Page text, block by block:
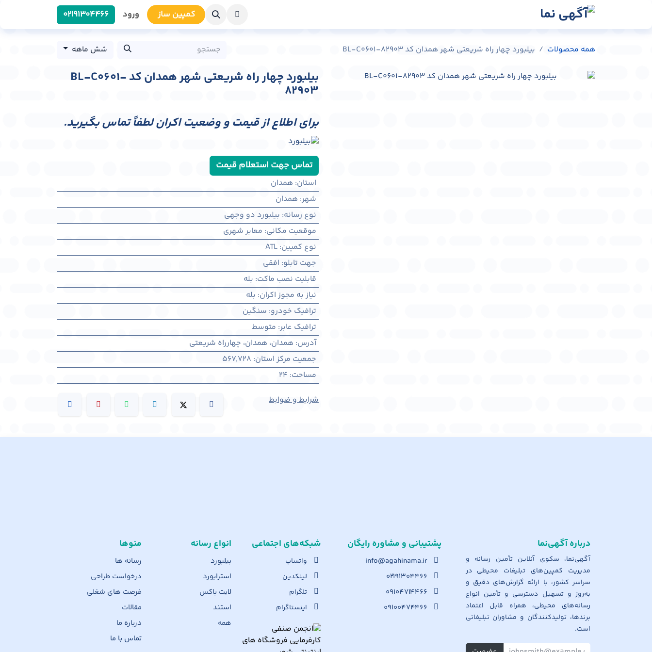
کمپین سا​​ز ورود 0219​1304466
همه محصولات بیلبورد چهار راه شریعتی شهر همدان کد BL-C0601-82903 شش ماهه
بیلبورد چهار راه شریعتی شهر همدان کد BL-C0601-
82903
برای اطلاع از قیمت و وضعیت اکران لطفاً تماس بگیرید.
تماس جهت استعلام قیمت
استان: همدان
شهر: همدان
نوع رسانه: بیلبورد دو وجهی
موقعیت مکانی: معابر شهری
نوع کمپین:
ATL
جهت تابلو: افقی
قابلیت نصب ماکت: بله
نیاز به مجوز اکران: بله
ترافیک خودرو: سنگین
ترافیک عابر: متوسط
آدرس: همدان، همدان، چهارراه شریعتی
جمعیت مرکز استان:
567,728
مساحت:
24
شرایط و ضوابط
منوها
رسانه ها
درخواست طراحی
فرصت های شغلی
مقالات
درباره ما
تماس با ما
انواع رسانه
بیلبورد
استرابورد
لایت باکس
استند
همه
شبکه‌های اجت​ماعی
واتساپ
لینکدین
تلگرام
اینستاگرام
پشتیبانی و مشاوره رایگان
info@agahinama.ir
۰۲۱۹۱۳۰۴۴۶۶
۰۹۱۰۴۷۱۴۴۶۶
۰۹۱۰۰۴۷۴۴۶۶
درباره آگهی‌نما
آگهی‌نما، سکوی آنلاین تأمین رسانه و
مدیریت کمپین‌های تبلیغات محیطی در
سراسر کشور، با ارائه گزارش‌های دقیق و
به‌روز و تسهیل دسترسی و تأمین انواع
رسانه‌های محیطی، همراه قابل اعتماد
برندها، تولیدکنندگان و مشاوران تبلیغاتی
است.